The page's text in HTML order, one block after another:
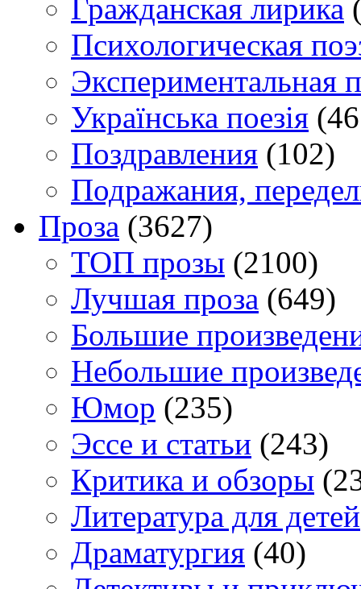
Гражданская лирика
Психологическая
Экспериментальная
Українська поезія
Поздравления (102)
Подражания,
Проза (3627)
TOП прозы (2100)
Лучшая проза (649)
Большие
Небольшие
Юмор (235)
Эссе и статьи (243)
Критика и обзоры
Литература для детей
Драматургия (40)